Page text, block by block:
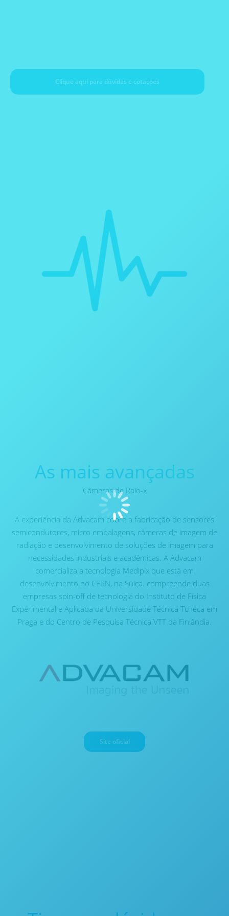
Clique aqui para dúvidas e cotaçōes
As mais avançadas
Câmeras de Raio-x
A experiência da Advacam cobre a fabricação de sensores
semicondutores, micro embalagens, câmeras de imagem de
radiação e desenvolvimento de soluções de imagem para
necessidades industriais e acadêmicas. A Advacam
comercializa a tecnologia Medipix que está em
desenvolvimento no CERN, na Suíça. compreende duas
empresas spin-off de tecnologia do Instituto de Física
Experimental e Aplicada da Universidade Técnica Tcheca em
Praga e do Centro de Pesquisa Técnica VTT da Finlândia.
Site oficial